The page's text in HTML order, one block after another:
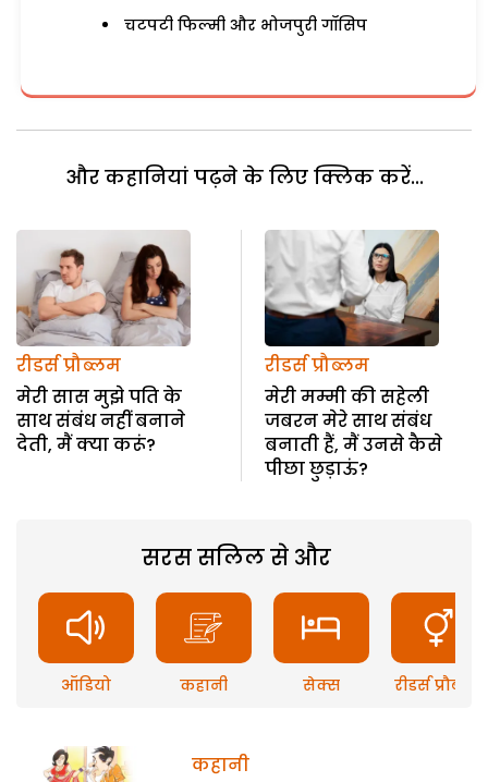
चटपटी फिल्मी और भोजपुरी गॉसिप
और कहानियां पढ़ने के लिए क्लिक करें...
रीडर्स प्रौब्लम
मेरी सास मुझे पति के
साथ संबंध नहीं बनाने
देती, मैं क्या करूं?
रीडर्स प्रौब्लम
मेरी मम्मी की सहेली
जबरन मेरे साथ संबंध
बनाती हैं, मैं उनसे कैसे
पीछा छुड़ाऊं?
सरस सलिल से और
ऑडियो कहानी सेक्स रीडर्स प्रौब्लम
कहानी